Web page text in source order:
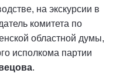
на экскурсии в
комитета по
областной думы,
исполкома партии
.